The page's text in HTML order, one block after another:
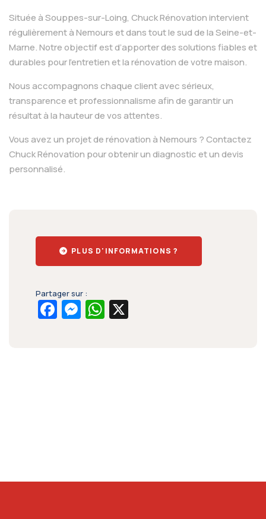
Située à Souppes-sur-Loing, Chuck Rénovation intervient
régulièrement à Nemours et dans tout le sud de la Seine-et-
Marne. Notre objectif est d’apporter des solutions fiables et
durables pour l’entretien et la rénovation de votre maison.
Nous accompagnons chaque client avec sérieux,
transparence et professionnalisme afin de garantir un
résultat à la hauteur de vos attentes.
Vous avez un projet de rénovation à Nemours ? Contactez
Chuck Rénovation pour obtenir un diagnostic et un devis
personnalisé.
PLUS D'INFORMATIONS ?
Partager sur :
Facebook
Messenger
WhatsApp